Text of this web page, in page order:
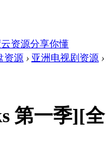
资源分享你懂
资源 › 亚洲电视剧资源 ›
第一季][